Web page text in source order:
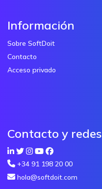
Información
Sobre SoftDoit
Contacto
Acceso privado
Contacto y redes
+34 91 198 20 00
hola@softdoit.com